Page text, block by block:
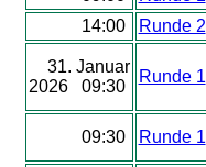
14:00
Runde 2
31. Januar
2026 09:30
Runde 1
09:30 Runde 1